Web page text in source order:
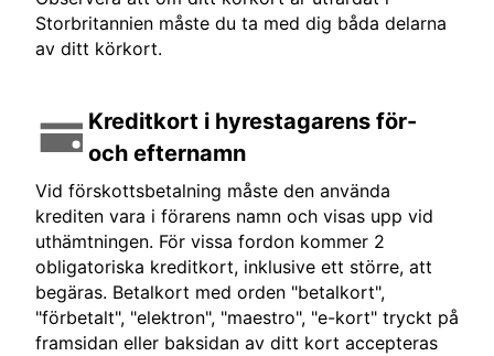
Storbritannien måste du ta med dig båda delarna
av ditt körkort.
Kreditkort i hyrestagarens för-
och efternamn
Vid förskottsbetalning måste den använda
krediten vara i förarens namn och visas upp vid
uthämtningen. För vissa fordon kommer 2
obligatoriska kreditkort, inklusive ett större, att
begäras. Betalkort med orden "betalkort",
"förbetalt", "elektron", "maestro", "e-kort" tryckt på
framsidan eller baksidan av ditt kort accepteras